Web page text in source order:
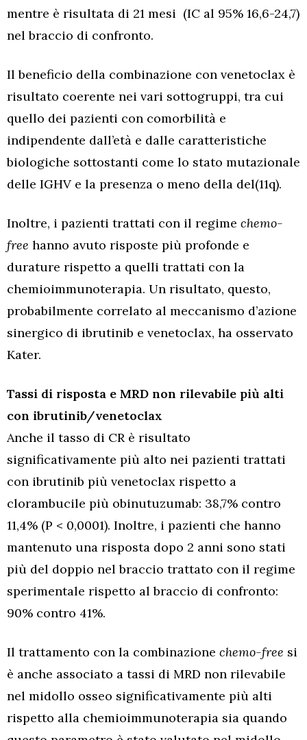
mentre è risultata di 21 mesi (IC al 95% 16,6-24,7)
nel braccio di confronto.
Il beneficio della combinazione con venetoclax è
risultato coerente nei vari sottogruppi, tra cui
quello dei pazienti con comorbilità e
indipendente dall’età e dalle caratteristiche
biologiche sottostanti come lo stato mutazionale
delle IGHV e la presenza o meno della del(11q).
Inoltre, i pazienti trattati con il regime chemo-
free hanno avuto risposte più profonde e
durature rispetto a quelli trattati con la
chemioimmunoterapia. Un risultato, questo,
probabilmente correlato al meccanismo d’azione
sinergico di ibrutinib e venetoclax, ha osservato
Kater.
Tassi di risposta e MRD non rilevabile più alti
con ibrutinib/venetoclax
Anche il tasso di CR è risultato
significativamente più alto nei pazienti trattati
con ibrutinib più venetoclax rispetto a
clorambucile più obinutuzumab: 38,7% contro
11,4% (P < 0,0001). Inoltre, i pazienti che hanno
mantenuto una risposta dopo 2 anni sono stati
più del doppio nel braccio trattato con il regime
sperimentale rispetto al braccio di confronto:
90% contro 41%.
Il trattamento con la combinazione chemo-free si
è anche associato a tassi di MRD non rilevabile
nel midollo osseo significativamente più alti
rispetto alla chemioimmunoterapia sia quando